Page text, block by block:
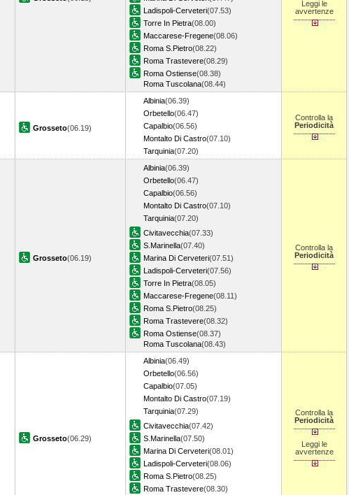
Ladispoli-Cerveteri(07.53)
Torre In Pietra(08.00)
Maccarese-Fregene(08.06)
Roma S.Pietro(08.22)
Roma Trastevere(08.29)
Roma Ostiense(08.38)
Roma Tuscolana(08.44)
Leggi le
avvertenze
Grosseto(06.19)
Albinia(06.39)
Orbetello(06.47)
Capalbio(06.56)
Montalto Di Castro(07.10)
Tarquinia(07.20)
Controlla la
Periodicità
Grosseto(06.19)
Albinia(06.39)
Orbetello(06.47)
Capalbio(06.56)
Montalto Di Castro(07.10)
Tarquinia(07.20)
Civitavecchia(07.33)
S.Marinella(07.40)
Marina Di Cerveteri(07.51)
Ladispoli-Cerveteri(07.56)
Torre In Pietra(08.05)
Maccarese-Fregene(08.11)
Roma S.Pietro(08.25)
Roma Trastevere(08.32)
Roma Ostiense(08.37)
Roma Tuscolana(08.43)
Controlla la
Periodicità
Grosseto(06.29)
Albinia(06.49)
Orbetello(06.56)
Capalbio(07.05)
Montalto Di Castro(07.19)
Tarquinia(07.29)
Civitavecchia(07.42)
S.Marinella(07.50)
Marina Di Cerveteri(08.01)
Ladispoli-Cerveteri(08.06)
Roma S.Pietro(08.25)
Roma Trastevere(08.30)
Controlla la
Periodicità
Leggi le
avvertenze